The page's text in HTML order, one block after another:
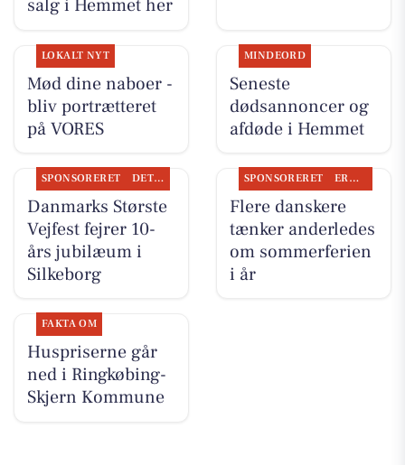
salg i Hemmet her
LOKALT NYT
Mød dine naboer -
bliv portrætteret
på VORES
MINDEORD
Seneste
dødsannoncer og
afdøde i Hemmet
SPONSORERET DET SKER
Danmarks Største
Vejfest fejrer 10-
års jubilæum i
Silkeborg
SPONSORERET ERHVERV
Flere danskere
tænker anderledes
om sommerferien
i år
FAKTA OM
Huspriserne går
ned i Ringkøbing-
Skjern Kommune